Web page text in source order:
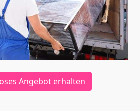
Angebot erhalten